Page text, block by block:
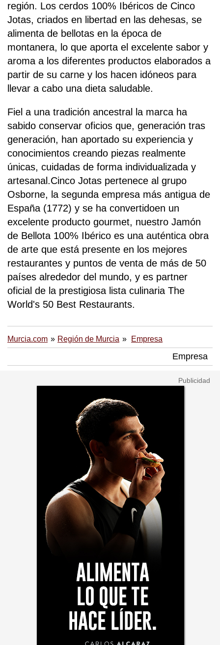
región. Los cerdos 100% Ibéricos de Cinco
Jotas, criados en libertad en las dehesas, se
alimenta de bellotas en la época de
montanera, lo que aporta el excelente sabor y
aroma a los diferentes productos elaborados a
partir de su carne y los hacen idóneos para
llevar a cabo una dieta saludable.
Fiel a una tradición ancestral la marca ha
sabido conservar oficios que, generación tras
generación, han aportado su experiencia y
conocimientos creando piezas realmente
únicas, cuidadas de forma individualizada y
artesanal.Cinco Jotas pertenece al grupo
Osborne, la segunda empresa más antigua de
España (1772) y se ha convertidoen un
excelente producto gourmet, nuestro Jamón
de Bellota 100% Ibérico es una auténtica obra
de arte que está presente en los mejores
restaurantes y puntos de venta de más de 50
países alrededor del mundo, y es partner
oficial de la prestigiosa lista culinaria The
World's 50 Best Restaurants.
Murcia.com Región de Murcia Empresa
Empresa